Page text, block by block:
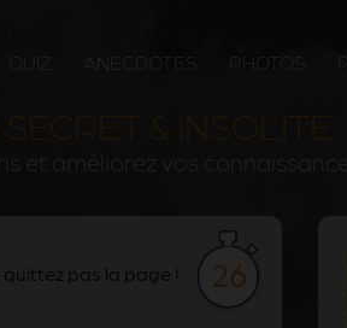
QUIZ ANECDOTES PHOTOS
& INSOLITE
et améliorez vos connaissances
quittez pas la page ! 26